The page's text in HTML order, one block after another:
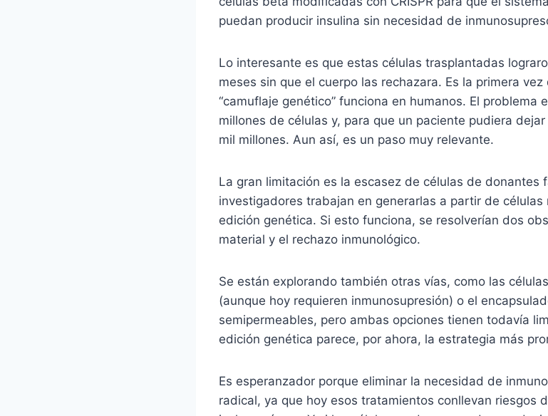
puedan producir insulina sin necesidad de
Lo interesante es que estas células trasplantadas
meses sin que el cuerpo las rechazara. Es la primera
“camuflaje genético” funciona en humanos. El problema
millones de células y, para que un paciente pudiera
mil millones. Aun así, es un paso muy relevante.
La gran limitación es la escasez de células de donantes
investigadores trabajan en generarlas a partir de células
edición genética. Si esto funciona, se resolverían dos
material y el rechazo inmunológico.
Se están explorando también otras vías, como las
(aunque hoy requieren inmunosupresión) o el
semipermeables, pero ambas opciones tienen todavía
edición genética parece, por ahora, la estrategia más
Es esperanzador porque eliminar la necesidad de
radical, ya que hoy esos tratamientos conllevan riesgos